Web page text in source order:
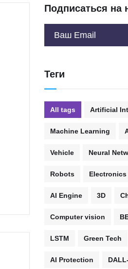
Подписаться на
Теги
All tags Artificial
Machine Learning
Vehicle Neural
Robots Electronics
AI Engine 3D
Computer vision
LSTM Green Tech
AI Protection